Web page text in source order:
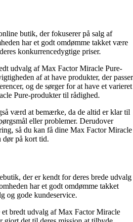
butik, der fokuserer på salg af
har et godt omdømme takket være
konkurrencedygtige priser.
udvalg af Max Factor Miracle Pure-
af at have produkter, der passer
og de sørger for at have et varieret
Pure-produkter til rådighed.
værd at bemærke, da de altid er klar til
eller problemer. Derudover
så du kan få dine Max Factor Miracle
dør på kort tid.
der er kendt for deres brede udvalg
har et godt omdømme takket
og gode kundeservice.
bredt udvalg af Max Factor Miracle